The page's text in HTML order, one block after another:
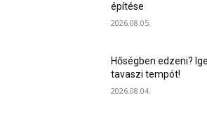
építése
2026.08.05.
Hőségben edzeni?
tavaszi tempót!
2026.08.04.